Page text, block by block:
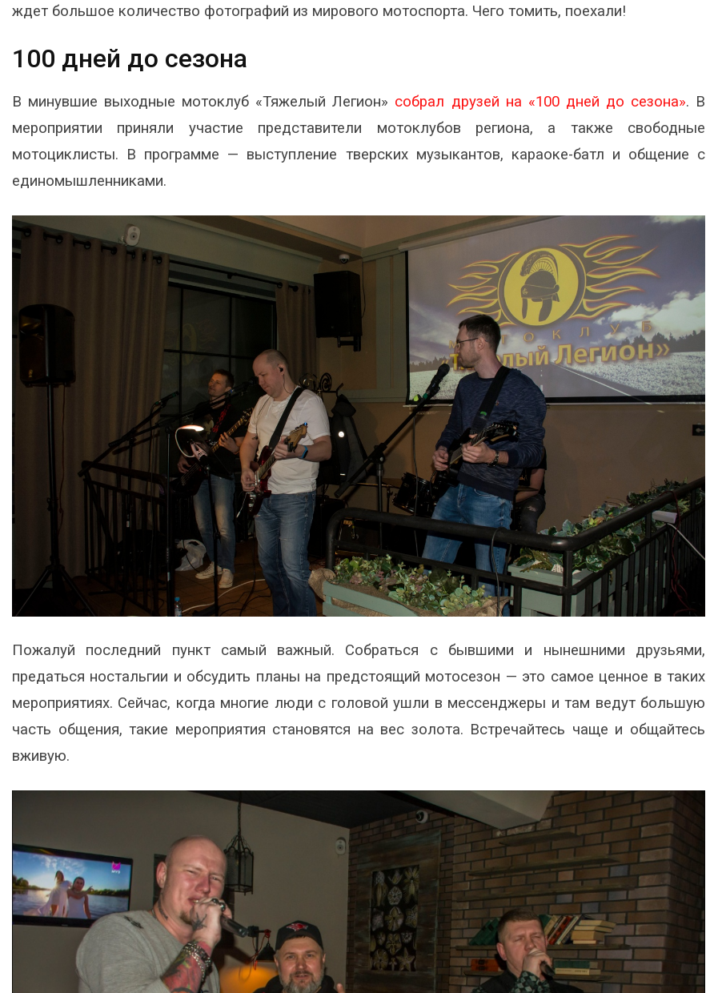
ждет большое количество фотографий из мирового мотоспорта. Чего томить, поехали!
100 дней до сезона
В минувшие выходные мотоклуб «Тяжелый Легион» собрал друзей на «100 дней до сезона». В
мероприятии приняли участие представители мотоклубов региона, а также свободные
мотоциклисты. В программе — выступление тверских музыкантов, караоке-батл и общение с
единомышленниками.
Пожалуй последний пункт самый важный. Собраться с бывшими и нынешними друзьями,
предаться ностальгии и обсудить планы на предстоящий мотосезон — это самое ценное в таких
мероприятиях. Сейчас, когда многие люди с головой ушли в мессенджеры и там ведут большую
часть общения, такие мероприятия становятся на вес золота. Встречайтесь чаще и общайтесь
вживую.